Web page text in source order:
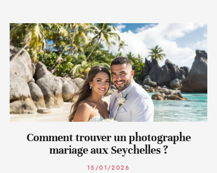
Comment trouver un photographe
mariage aux Seychelles ?
15/01/2026